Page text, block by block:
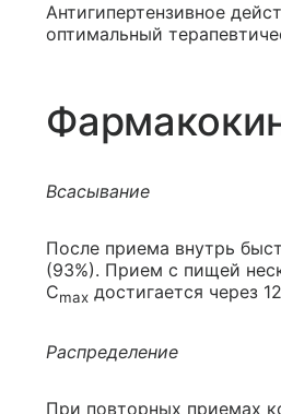
Антигипертензивное
оптимальный
Всасывание
После приема внутрь
(93%). Прием с пищей
Cmax достигается через
Распределение
При повторных приемах